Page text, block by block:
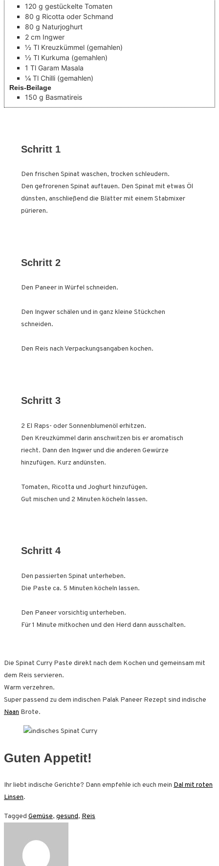
120 g gestückelte Tomaten
80 g Ricotta oder Schmand
80 g Naturjoghurt
2 cm Ingwer
½ Tl Kreuzkümmel (gemahlen)
½ Tl Kurkuma (gemahlen)
1 Tl Garam Masala
¼ Tl Chilli (gemahlen)
Reis-Beilage
150 g Basmatireis
Schritt 1
Den frischen Spinat waschen, trocken schleudern.
Den gefrorenen Spinat auftauen. Den Spinat mit etwas Öl
dünsten, anschließend die Blätter mit einem Stabmixer
pürieren.
Schritt 2
Den Paneer in Würfel schneiden.
Den Ingwer schälen und in ganz kleine Stückchen
schneiden.
Den Reis nach Verpackungsangaben kochen.
Schritt 3
2 El Raps- oder Sonnenblumenöl erhitzen.
Den Kreuzkümmel darin anschwitzen bis er aromatisch
riecht. Dann den Ingwer und die anderen Gewürze
hinzufügen. Kurz andünsten.
Tomaten, Ricotta und Joghurt hinzufügen.
Gut mischen und 2 Minuten köcheln lassen.
Schritt 4
Den passierten Spinat unterheben.
Die Paste ca. 5 Minuten köcheln lassen.
Den Paneer vorsichtig unterheben.
Für 1 Minute mitkochen und den Herd dann ausschalten.
Die Spinat Curry Paste direkt nach dem Kochen und gemeinsam mit
dem Reis servieren.
Warm verzehren.
Super passend zu dem indischen Palak Paneer Rezept sind indische
Naan Brote.
Guten Appetit!
Ihr liebt indische Gerichte? Dann empfehle ich euch mein Dal mit roten
Linsen.
Tagged Gemüse, gesund, Reis